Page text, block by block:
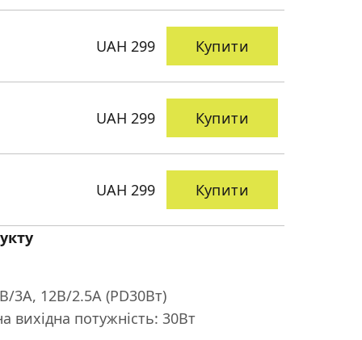
3A, 12В/2.5A (PD30Вт)
вихідна потужність: 30Вт
UAH 299 Купити
UAH 299 Купити
UAH 299 Купити